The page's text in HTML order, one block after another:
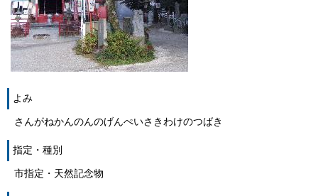
よみ
さんがねかんのんのげんぺいさきわけのつばき
指定・種別
市指定・天然記念物